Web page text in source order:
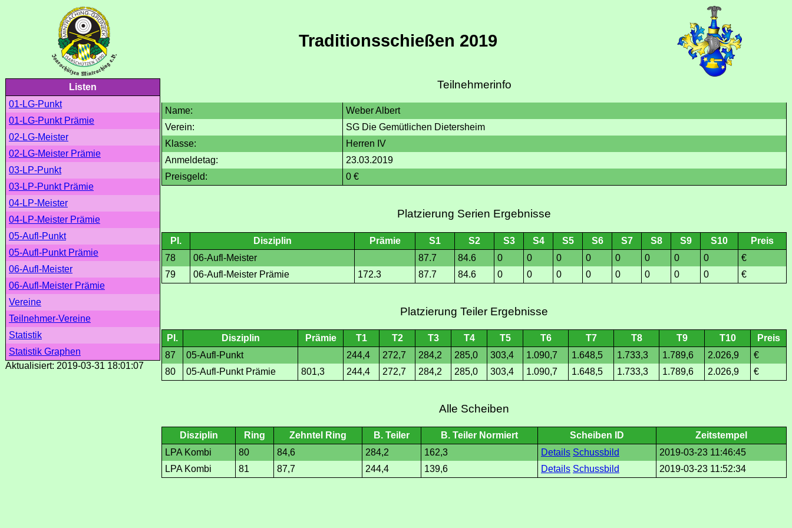
Traditionsschießen 2019
Listen
01-LG-Punkt
01-LG-Punkt Prämie
02-LG-Meister
02-LG-Meister Prämie
03-LP-Punkt
03-LP-Punkt Prämie
04-LP-Meister
04-LP-Meister Prämie
05-Aufl-Punkt
05-Aufl-Punkt Prämie
06-Aufl-Meister
06-Aufl-Meister Prämie
Vereine
Teilnehmer-Vereine
Statistik
Statistik Graphen
Aktualisiert: 2019-03-31 18:01:07
Teilnehmerinfo
Name:
Weber Albert
Verein:
SG Die Gemütlichen Dietersheim
Klasse:
Herren IV
Anmeldetag:
23.03.2019
Preisgeld:
0 €
Platzierung Serien Ergebnisse
Pl. Disziplin Prämie S1 S2 S3 S4 S5 S6 S7 S8 S9 S10
Preis
78
06-Aufl-Meister 87.7 84.6 0 0 0 0 0 0 0 0
€
79
06-Aufl-Meister Prämie 172.3 87.7 84.6 0 0 0 0 0 0 0 0 €
Platzierung Teiler Ergebnisse
Pl. Disziplin Prämie T1 T2 T3 T4 T5 T6 T7 T8 T9 T10
Preis
87
05-Aufl-Punkt 244,4 272,7 284,2 285,0 303,4 1.090,7 1.648,5 1.733,3 1.789,6 2.026,9
€
80
05-Aufl-Punkt Prämie 801,3 244,4 272,7 284,2 285,0 303,4 1.090,7 1.648,5 1.733,3 1.789,6 2.026,9 €
Alle Scheiben
Disziplin Ring Zehntel Ring B. Teiler B. Teiler Normiert Scheiben ID
Zeitstempel
LPA Kombi
80 84,6 284,2 162,3 Details Schussbild
2019-03-23 11:46:45
LPA Kombi
81 87,7 244,4 139,6 Details Schussbild 2019-03-23 11:52:34